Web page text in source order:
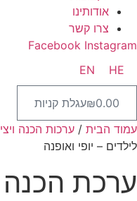
אודותינו
צרו קשר
Facebook Instagram
HE
EN
₪0.00
עגלת קניות
עמוד הבית / ערכות הכנה
לילדים – יופי ואופנה
ערכת הכנה